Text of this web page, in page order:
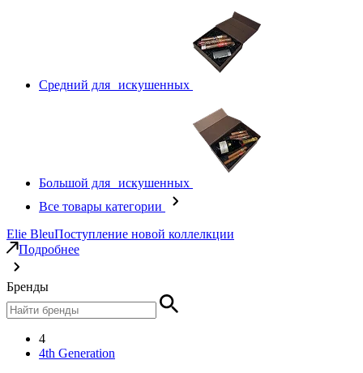
Средний для искушенных
Большой для искушенных
Все товары категории
Elie BleuПоступление новой коллелкции
Подробнее
Бренды
4
4th Generation